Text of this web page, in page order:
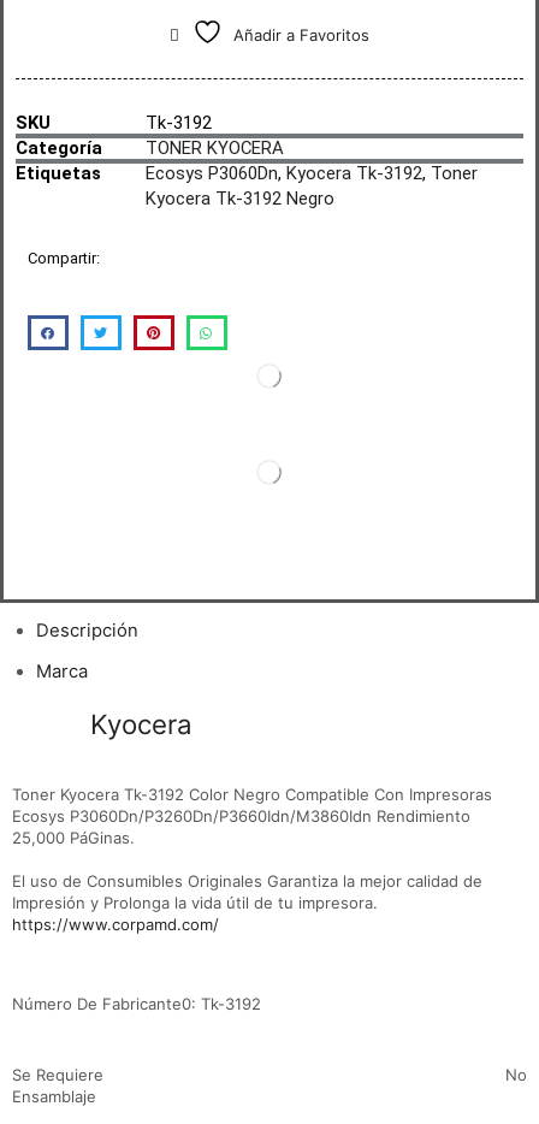
Añadir a Favoritos
SKU
Tk-3192
Categoría
TONER KYOCERA
Etiquetas
Ecosys P3060Dn, Kyocera Tk-3192, Toner
Kyocera Tk-3192 Negro
Compartir:
Descripción
Marca
Kyocera
Toner Kyocera Tk-3192 Color Negro Compatible Con Impresoras
Ecosys P3060Dn/P3260Dn/P3660Idn/M3860Idn Rendimiento
25,000 PáGinas.
El uso de Consumibles Originales Garantiza la mejor calidad de
Impresión y Prolonga la vida útil de tu impresora.
https://www.corpamd.com/
Número De Fabricante0: Tk-3192
Se Requiere
Ensamblaje
No